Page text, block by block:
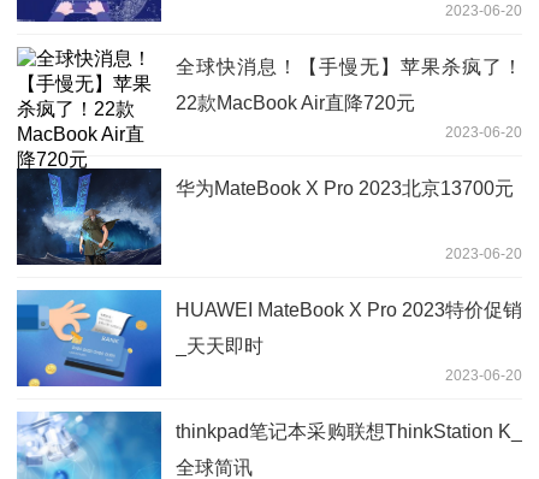
2023-06-20
全球快消息！【手慢无】苹果杀疯了！
22款MacBook Air直降720元
2023-06-20
华为MateBook X Pro 2023北京13700元
2023-06-20
HUAWEI MateBook X Pro 2023特价促销
_天天即时
2023-06-20
thinkpad笔记本采购联想ThinkStation K_
全球简讯